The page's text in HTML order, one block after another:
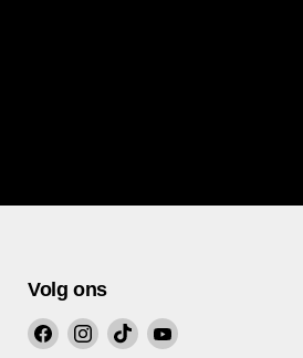
Volg ons
Vind Vind Vind Vind